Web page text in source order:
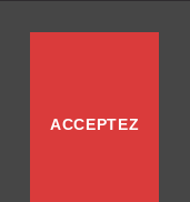
ACCEPTEZ